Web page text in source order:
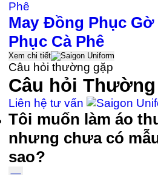
May Đồng Phục
Phục Cà Phê
Xem chi tiết
Câu hỏi thường gặp
Câu hỏi
Liên hệ tư vấn
Tôi muốn làm áo
nhưng chưa có
sao?